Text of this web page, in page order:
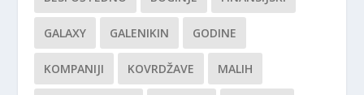
GALAXY GALENIKIN GODINE
KOMPANIJI KOVRDŽAVE MALIH